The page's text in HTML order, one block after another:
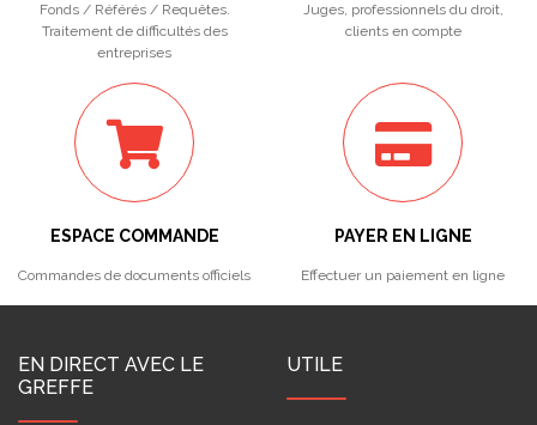
Fonds / Référés / Requêtes.
Traitement de difficultés des
entreprises
Juges, professionnels du droit,
clients en compte
ESPACE COMMANDE
Commandes de documents officiels
PAYER EN LIGNE
Effectuer un paiement en ligne
EN DIRECT AVEC LE
GREFFE
UTILE